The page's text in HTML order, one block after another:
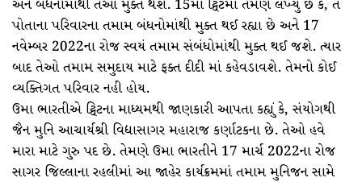
અને બંધનોમાંથી તેઓ મુક્ત થશે. 15માં ટ્વિટમાં તેમણે લખ્યું છે કે, તે
પોતાના પરિવારના તમામ બંધનોમાંથી મુક્ત થઈ રહ્યા છે અને 17
નવેમ્બર 2022ના રોજ સ્વયં તમામ સંબંધોમાંથી મુક્ત થઈ જશે. ત્યાર
બાદ તેઓ તમામ સમુદાય માટે ફક્ત દીદી માં કહેવડાવશે. તેમનો કોઈ
વ્યક્તિગત પરિવાર નહી હોય.
ઉમા ભારતીએ ટ્વિટના માધ્યમથી જાણકારી આપતા કહ્યું કે, સંયોગથી
જૈન મુનિ આચાર્યશ્રી વિદ્યાસાગર મહારાજ કર્ણાટકના છે. તેઓ હવે
મારા માટે ગુરુ પદ છે. તેમણે ઉમા ભારતીને 17 માર્ચ 2022ના રોજ
સાગર જિલ્લાના રહલીમાં આ જાહેર કાર્યક્રમમાં તમામ મુનિજન સામે